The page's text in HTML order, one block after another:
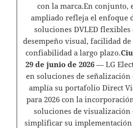
con la marca.En conjunto,
ampliado refleja el enfoque
soluciones DVLED
desempeño visual, facilidad
confiabilidad a largo plazo.
29 de junio de 2026— LG
en soluciones de
amplía su portafolio Direct
para 2026 con la
soluciones de visualización
simplificar su